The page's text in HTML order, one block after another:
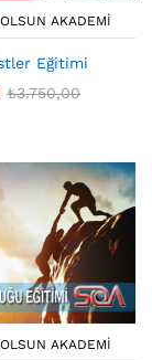
AKADEMI
Eğitimi
₺3.750,00
AKADEMI